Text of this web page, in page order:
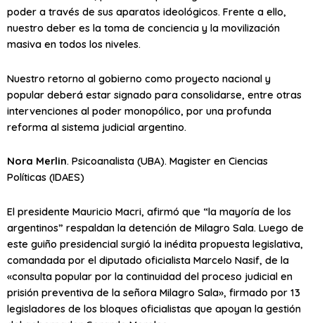
poder a través de sus aparatos ideológicos. Frente a ello,
nuestro deber es la toma de conciencia y la movilización
masiva en todos los niveles.
Nuestro retorno al gobierno como proyecto nacional y
popular deberá estar signado para consolidarse, entre otras
intervenciones al poder monopólico, por una profunda
reforma al sistema judicial argentino.
Nora Merlin. Psicoanalista (UBA). Magister en Ciencias
Políticas (IDAES)
El presidente Mauricio Macri, afirmó que “la mayoría de los
argentinos” respaldan la detención de Milagro Sala. Luego de
este guiño presidencial surgió la inédita propuesta legislativa,
comandada por el diputado oficialista Marcelo Nasif, de la
«consulta popular por la continuidad del proceso judicial en
prisión preventiva de la señora Milagro Sala», firmado por 13
legisladores de los bloques oficialistas que apoyan la gestión